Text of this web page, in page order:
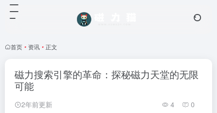
首页 • 资讯 • 正文
磁力搜索引擎的革命：探秘磁力天堂的无限
可能
2年前更新 4 0